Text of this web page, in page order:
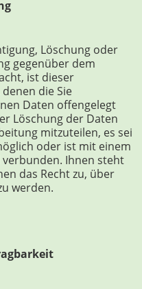
Löschung oder
gegenüber dem
ist dieser
die Sie
Daten offengelegt
Löschung der Daten
mitzuteilen, es sei
oder ist mit einem
Ihnen steht
das Recht zu, über
werden.